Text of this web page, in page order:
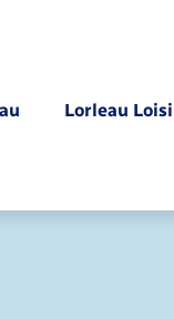
Lorleau